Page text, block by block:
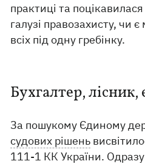
практиці та
галузі правозахисту, чи
всіх під одну гребінку.
Бухгалтер, лісник,
За пошукому Єдиному
судових рішень
111-1 КК України.